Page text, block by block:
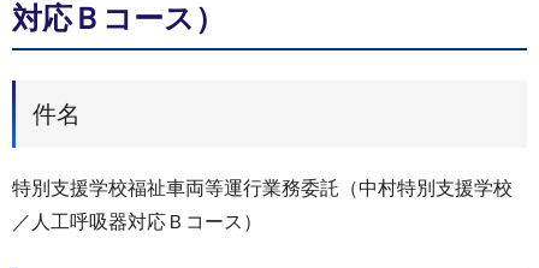
対応Ｂコース）
件名
特別支援学校福祉車両等運行業務委託（中村特別支援学校
／人工呼吸器対応Ｂコース）